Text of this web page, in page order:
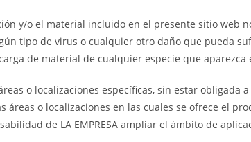
y/o el material incluido en el presente sitio web
tipo de virus o cualquier otro daño que pueda
de material de cualquier especie que aparezca
o localizaciones específicas, sin estar
o localizaciones en las cuales se ofrece el
de LA EMPRESA ampliar el ámbito de